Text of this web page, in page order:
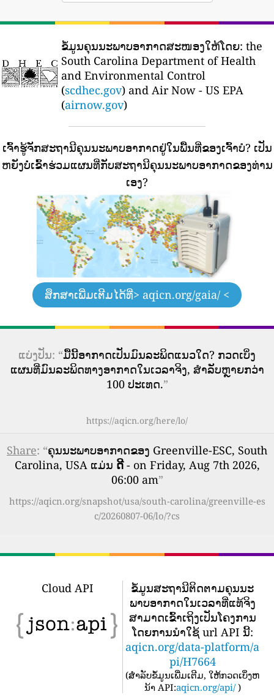
ຂໍ້ມູນຄຸນນະພາບອາກາດສະໜອງໃຫ້ໂດຍ: the
South Carolina Department of Health
and Environmental Control
(scdhec.gov) and Air Now - US EPA
(airnow.gov)
ເຈົ້າຮູ້ຈັກສະຖານີຄຸນນະພາບອາກາດຢູ່ໃນພື້ນທີ່ຂອງເຈົ້າບໍ? ເປັນ
ຫຍັງບໍ່ເຂົ້າຮ່ວມແຜນທີ່ກັບສະຖານີຄຸນນະພາບອາກາດຂອງທ່ານ
ເອງ?
ສຶກສາເພີ່ມເຕີມໄດ້ທີ່> aqicn.org/gaia/ <
ແບ່ງປັນ: “ມື້ນີ້ອາກາດເປັນມົນລະພິດແນວໃດ? ກວດເບິ່ງ
ແຜນທີ່ມົນລະພິດທາງອາກາດໃນເວລາຈິງ, ສໍາລັບຫຼາຍກວ່າ
100 ປະເທດ.”
https://aqicn.org/here/lo/
Share: “ຄຸນນະພາບອາກາດຂອງ Greenville-ESC, South
Carolina, USA ແມ່ນ ດີ- on Friday, Aug 7th 2026,
06:00 am”
https://aqicn.org/snapshot/usa/south-carolina/greenville-es
c/20260807-06/lo/?cs
Cloud API
ຂໍ້​ມູນ​ສະ​ຖາ​ນີ​ຕິດ​ຕາມ​ຄຸນ​ນະ​
ພາບ​ອາ​ກາດ​ໃນ​ເວ​ລາ​ທີ່​ແທ້​ຈິງ​
ສາ​ມາດ​ເຂົ້າ​ເຖິງ​ເປັນ​ໂຄງ​ການ​
ໂດຍ​ການ​ນໍາ​ໃຊ້ url API ນີ້​:
aqicn.org/data-platform/a
pi/H7664
(ສໍາລັບຂໍ້ມູນເພີ່ມເຕີມ, ໃຫ້ກວດເບິ່ງຫ
ນ້າ API:aqicn.org/api/ )